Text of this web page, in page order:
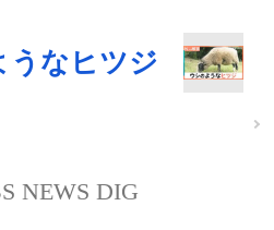
うなヒツジ
NEWS DIG